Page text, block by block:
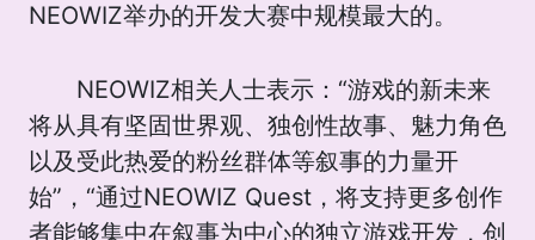
NEOWIZ举办的开发大赛中规模最大的。
NEOWIZ相关人士表示：“游戏的新未来
将从具有坚固世界观、独创性故事、魅力角色
以及受此热爱的粉丝群体等叙事的力量开
始”，“通过NEOWIZ Quest，将支持更多创作
者能够集中在叙事为中心的独立游戏开发，创